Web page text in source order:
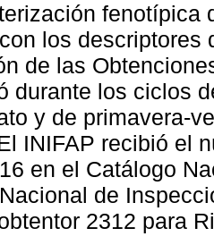
fenotípica
los descriptores
de las
durante los ciclos
y de primavera-
INIFAP recibió el
en el Catálogo
de
2312 para